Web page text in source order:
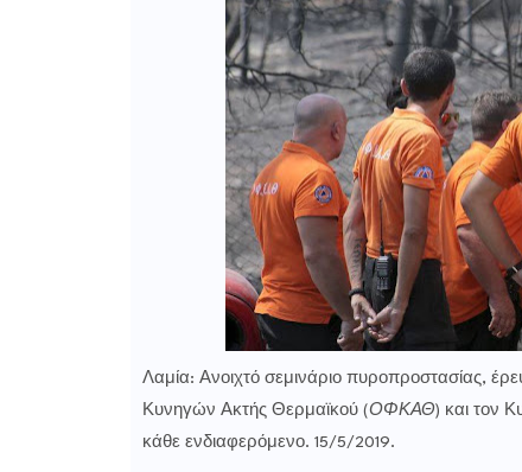
Λαμία: Ανοιχτό σεμινάριοπυροπροστασίας,
Κυνηγών Ακτής Θερμαϊκού (ΟΦΚΑΘ) και τον
κάθε ενδιαφερόμενο. 15/5/2019.